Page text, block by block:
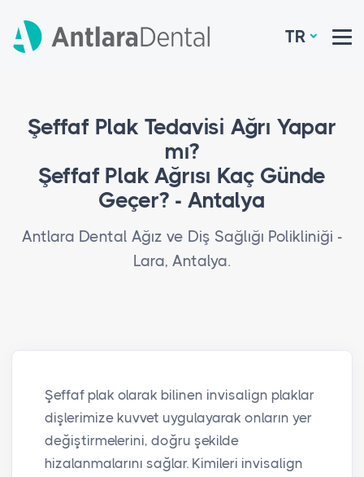
TR
Şeffaf Plak Tedavisi Ağrı Yapar
mı?
Şeffaf Plak Ağrısı Kaç Günde
Geçer? - Antalya
Antlara Dental Ağız ve Diş Sağlığı Polikliniği -
Lara, Antalya.
Şeffaf plak olarak bilinen invisalign plaklar
dişlerimize kuvvet uygulayarak onların yer
değiştirmelerini, doğru şekilde
hizalanmalarını sağlar. Kimileri invisalign